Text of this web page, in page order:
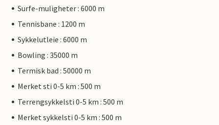
Surfe-muligheter : 6000 m
Tennisbane : 1200 m
Sykkelutleie : 6000 m
Bowling : 35000 m
Termisk bad : 50000 m
Merket sti 0-5 km : 500 m
Terrengsykkelsti 0-5 km : 500 m
Merket sykkelsti 0-5 km : 500 m